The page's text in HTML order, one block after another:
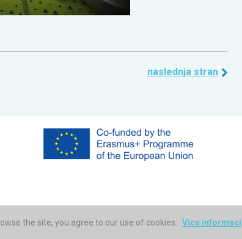
naslednja stran
the site, you agree to our use of cookies. Více informací